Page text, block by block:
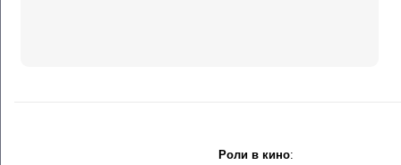
Роли в кино: